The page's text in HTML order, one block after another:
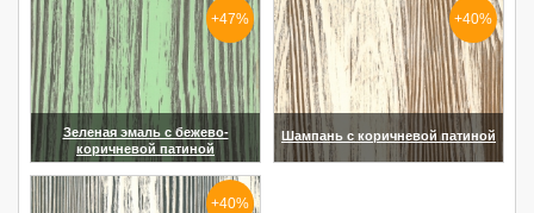
Зеленая эмаль с бежево-
коричневой патиной
(увеличить)
+47%
Шампань с коричневой патиной
+40%
+40%